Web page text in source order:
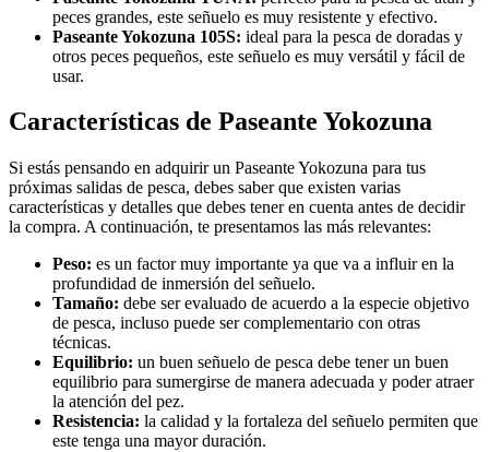
peces grandes, este señuelo es muy resistente y efectivo.
Paseante Yokozuna 105S: ideal para la pesca de doradas y
otros peces pequeños, este señuelo es muy versátil y fácil de
usar.
Características de Paseante Yokozuna
Si estás pensando en adquirir un Paseante Yokozuna para tus
próximas salidas de pesca, debes saber que existen varias
características y detalles que debes tener en cuenta antes de decidir
la compra. A continuación, te presentamos las más relevantes:
Peso: es un factor muy importante ya que va a influir en la
profundidad de inmersión del señuelo.
Tamaño: debe ser evaluado de acuerdo a la especie objetivo
de pesca, incluso puede ser complementario con otras
técnicas.
Equilibrio: un buen señuelo de pesca debe tener un buen
equilibrio para sumergirse de manera adecuada y poder atraer
la atención del pez.
Resistencia: la calidad y la fortaleza del señuelo permiten que
este tenga una mayor duración.